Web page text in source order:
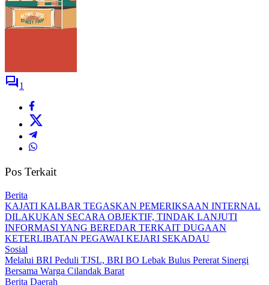
1
Pos Terkait
Berita
KAJATI KALBAR TEGASKAN PEMERIKSAAN INTERNAL
DILAKUKAN SECARA OBJEKTIF, TINDAK LANJUTI
INFORMASI YANG BEREDAR TERKAIT DUGAAN
KETERLIBATAN PEGAWAI KEJARI SEKADAU
Sosial
Melalui BRI Peduli TJSL, BRI BO Lebak Bulus Pererat Sinergi
Bersama Warga Cilandak Barat
Berita Daerah